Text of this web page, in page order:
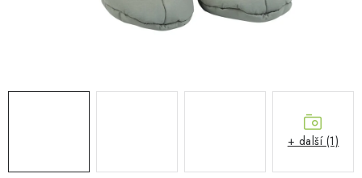
+ další (1)